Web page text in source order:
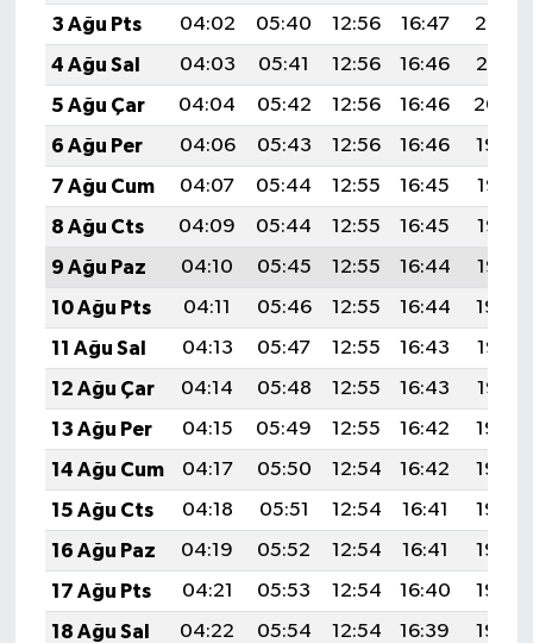
3 Ağu Pts
04:02 05:40 12:56 16:47
20:02
4 Ağu Sal
04:03 05:41 12:56 16:46
20:01
5 Ağu Çar
04:04 05:42 12:56 16:46
20:00
6 Ağu Per
04:06 05:43 12:56 16:46
19:59
7 Ağu Cum
04:07 05:44 12:55 16:45
19:57
8 Ağu Cts
04:09 05:44 12:55 16:45
19:56
9 Ağu Paz
04:10 05:45 12:55 16:44
19:55
10 Ağu Pts
04:11 05:46 12:55 16:44
19:54
11 Ağu Sal
04:13 05:47 12:55 16:43
19:53
12 Ağu Çar
04:14 05:48 12:55 16:43
19:52
13 Ağu Per
04:15 05:49 12:55 16:42
19:50
14 Ağu Cum
04:17 05:50 12:54 16:42
19:49
15 Ağu Cts
04:18 05:51 12:54 16:41
19:48
16 Ağu Paz
04:19 05:52 12:54 16:41
19:46
17 Ağu Pts
04:21 05:53 12:54 16:40
19:45
18 Ağu Sal
04:22 05:54 12:54 16:39
19:44